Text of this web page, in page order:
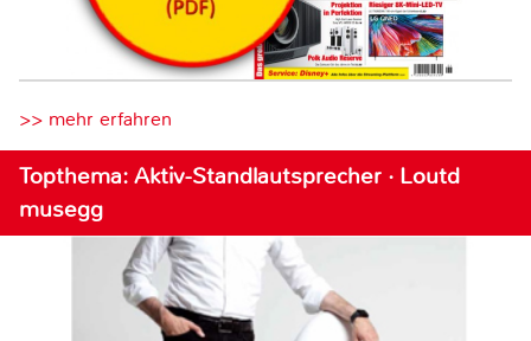
>> mehr erfahren
Topthema: Aktiv-Standlautsprecher · Loutd
musegg